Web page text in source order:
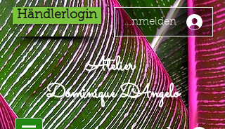
Händlerlogin
Anmelden
Atelier
Dominique D'Angelo